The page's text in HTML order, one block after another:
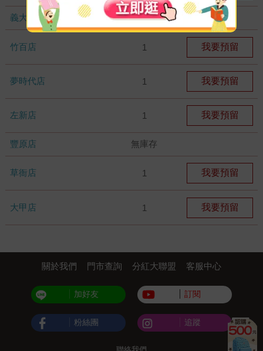
義大店 無庫存
竹百店 1 我要預留
夢時代店 1 我要預留
左新店 1 我要預留
豐原店 無庫存
草衙店 1 我要預留
大甲店 1 我要預留
關於我們 門市查詢 分紅大聯盟 客服中心
加好友 訂閱
粉絲團 追蹤